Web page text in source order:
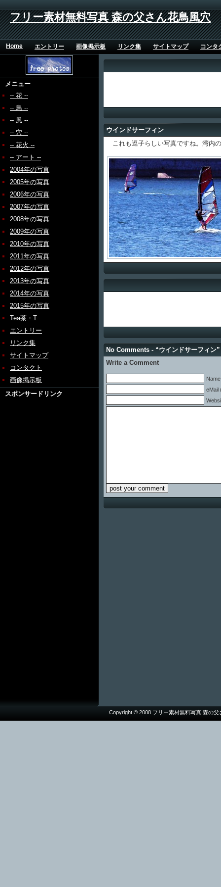
フリー素材無料写真 森の父さん花鳥風穴
Home エントリー 画像掲示板 リンク集 サイトマップ コンタ
メニュー
-- 花 --
-- 鳥 --
-- 風 --
-- 穴 --
-- 花火 --
-- アート --
2004年の写真
2005年の写真
2006年の写真
2007年の写真
2008年の写真
2009年の写真
2010年の写真
2011年の写真
2012年の写真
2013年の写真
2014年の写真
2015年の写真
Tea茶・T
エントリー
リンク集
サイトマップ
コンタクト
画像掲示板
スポンサードリンク
ウインドサーフィン
これも逗子らしい写真ですね。湾内
No Comments - “ウインドサーフィン”
Write a Comment
eMail
Copyright © 2008 フリー素材無料写真 森の父